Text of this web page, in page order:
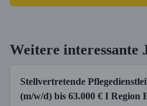
Weitere interessante
Stellvertretende
(m/w/d) bis 63.000 € I Region